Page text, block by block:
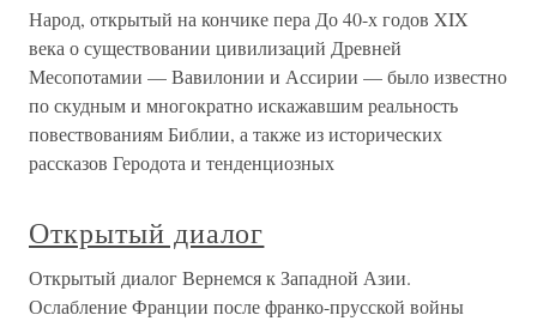
Народ, открытый на кончике пера До 40-х годов XIX
века о существовании цивилизаций Древней
Месопотамии — Вавилонии и Ассирии — было известно
по скудным и многократно искажавшим реальность
повествованиям Библии, а также из исторических
рассказов Геродота и тенденциозных
Открытый диалог
Открытый диалог Вернемся к Западной Азии.
Ослабление Франции после франко-прусской войны